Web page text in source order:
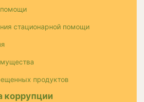
помощи
стационарной помощи
продуктов
коррупции